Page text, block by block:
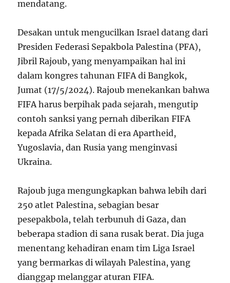
mendatang.
Desakan untuk mengucilkan Israel datang dari
Presiden Federasi Sepakbola Palestina (PFA),
Jibril Rajoub, yang menyampaikan hal ini
dalam kongres tahunan FIFA di Bangkok,
Jumat (17/5/2024). Rajoub menekankan bahwa
FIFA harus berpihak pada sejarah, mengutip
contoh sanksi yang pernah diberikan FIFA
kepada Afrika Selatan di era Apartheid,
Yugoslavia, dan Rusia yang menginvasi
Ukraina.
Rajoub juga mengungkapkan bahwa lebih dari
250 atlet Palestina, sebagian besar
pesepakbola, telah terbunuh di Gaza, dan
beberapa stadion di sana rusak berat. Dia juga
menentang kehadiran enam tim Liga Israel
yang bermarkas di wilayah Palestina, yang
dianggap melanggar aturan FIFA.